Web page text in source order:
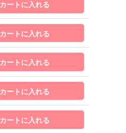
カートに入れる
カートに入れる
カートに入れる
カートに入れる
カートに入れる